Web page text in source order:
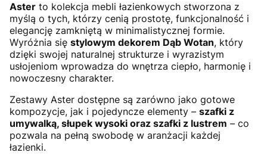
Aster to kolekcja mebli łazienkowych stworzona z
myślą o tych, którzy cenią prostotę, funkcjonalność i
elegancję zamkniętą w minimalistycznej formie.
Wyróżnia się stylowym dekorem Dąb Wotan, który
dzięki swojej naturalnej strukturze i wyrazistym
usłojeniom wprowadza do wnętrza ciepło, harmonię i
nowoczesny charakter.
Zestawy Aster dostępne są zarówno jako gotowe
kompozycje, jak i pojedyncze elementy – szafki z
umywalką, słupek wysoki oraz szafki z lustrem – co
pozwala na pełną swobodę w aranżacji każdej
łazienki.